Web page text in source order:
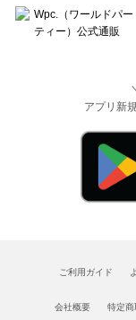
アプリ新
ご利用ガイド
会社概要 特定商